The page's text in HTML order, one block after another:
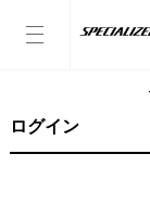
ログイン